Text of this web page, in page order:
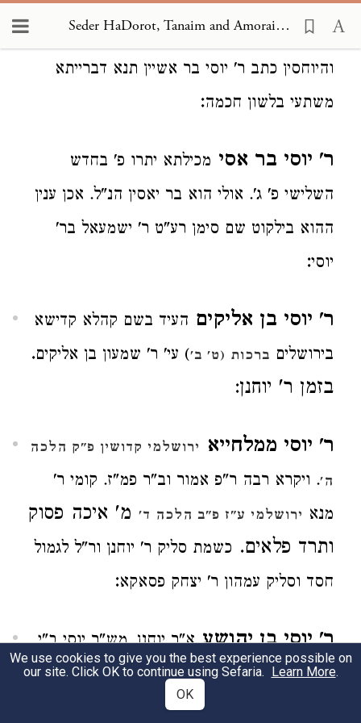
Seder HaDorot, Tanaim and Amoraim 1940
צ"ל בר יוסי או הוא ר' יוסי בר יאסין הנ"ל.
והיוחסין כתב ר' יוסי בר אשיין תנא דברייתא
משתעי בלשון חכמה:
ר' יוסי בר אסי מכילתא יתרו פ' בחדש
השלישי פ' ג'. אולי הוא בר יאסין הנ"ל. אכן ענין
ההוא בילקוט שם סימן רע"ט ר' ישמעאל בר'
יוסי:
ר' יוסי בן אליקים העיד בשם קהלא קדישא
בירושלים ברכות (ט' ב') עי' ר' שמעון בן אליקים.
בזמן ר' יוחנן:
ר' יוסי ממלחייא ירושלמי קדושין פ"ק הלכה
ה'. ויקרא רבה ר"פ אמור וב"ר פמ"ז. קומי ר'
מנא ירושלמי ע"ז פ"ב הלכה ד' מ' איכה פסוק
ותרד פלאים. כשמת סליק ר' יוחנן ור"ל לגמול
חסד וסליק עמהון ר' יצחק פסאקא:
ר' יוסי בן יהושע א"ר יוחנן. מש"ר יוסי ב"י
פא"ט (נ"ו ב')נדה (כ"ד א')
:
We use cookies to give you the best experience possible on
our site. Click OK to continue using Sefaria. Learn More.
OK